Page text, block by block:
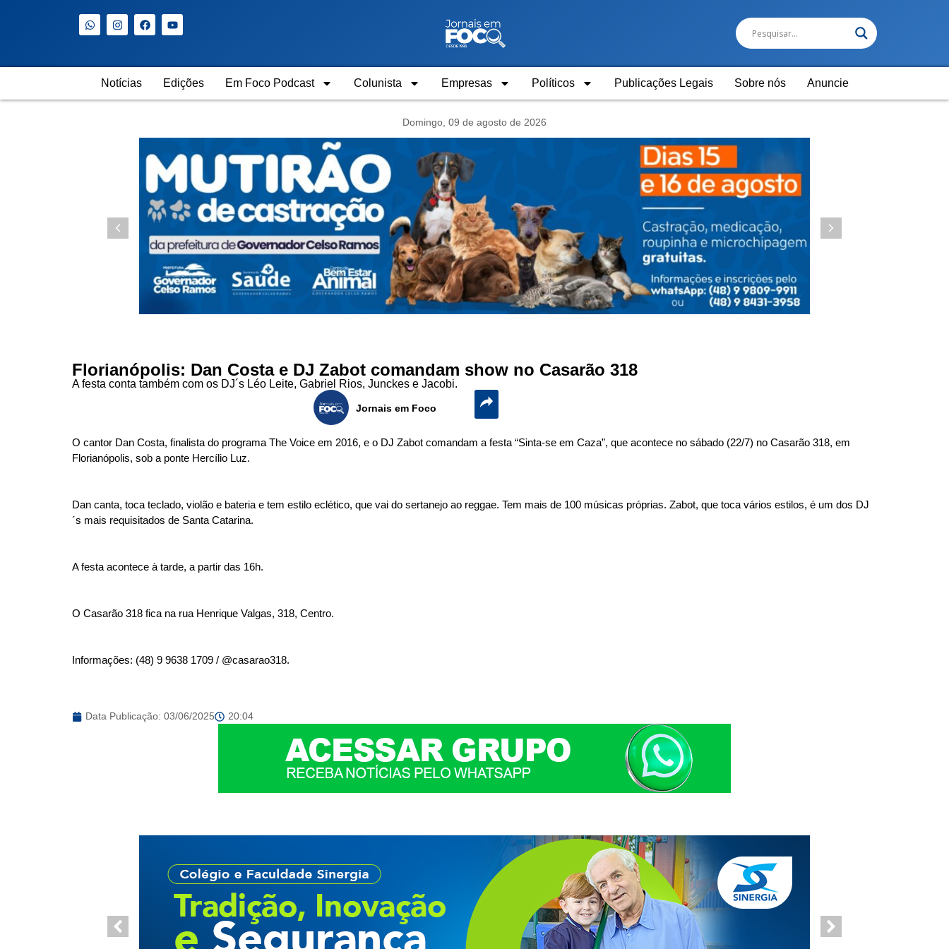
Notícias Edições Em Foco Podcast Colunista Empresas Políticos Publicações Legais Sobre nós Anuncie
Domingo, 09 de agosto de 2026
Florianópolis: Dan Costa e DJ Zabot comandam show no Casarão 318
A festa conta também com os DJ´s Léo Leite, Gabriel Rios, Junckes e Jacobi.
Jornais em Foco
O cantor Dan Costa, finalista do programa The Voice em 2016, e o DJ Zabot comandam a festa “Sinta-se em Caza”, que acontece no sábado (22/7) no Casarão 318, em
Florianópolis, sob a ponte Hercílio Luz.
Dan canta, toca teclado, violão e bateria e tem estilo eclético, que vai do sertanejo ao reggae. Tem mais de 100 músicas próprias. Zabot, que toca vários estilos, é um dos DJ
´s mais requisitados de Santa Catarina.
A festa acontece à tarde, a partir das 16h.
O Casarão 318 fica na rua Henrique Valgas, 318, Centro.
Informações: (48) 9 9638 1709 / @casarao318.
Data Publicação: 03/06/2025 20:04